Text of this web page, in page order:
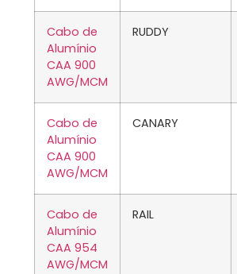
Cabo de
Alumínio
CAA 900
AWG/MCM
RUDDY
Cabo de
Alumínio
CAA 900
AWG/MCM
CANARY
Cabo de
Alumínio
CAA 954
AWG/MCM
RAIL